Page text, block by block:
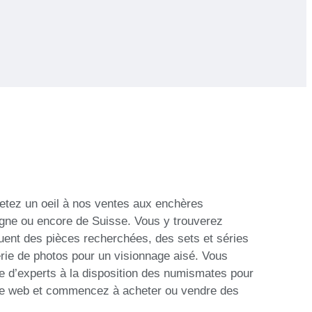
un oeil à nos ventes aux enchères
ou encore de Suisse. Vous y trouverez
des pièces recherchées, des sets et séries
de photos pour un visionnage aisé. Vous
à la disposition des numismates pour
et commencez à acheter ou vendre des